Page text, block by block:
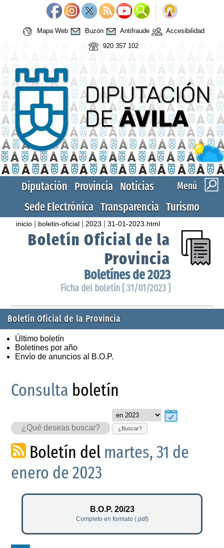
Mapa Web Buzón Antifraude
Accesibilidad
920 357 102
Menú
Diputación Provincia Noticias
Sede Electrónica Transparencia Turismo
inicio boletin-oficial 2023 |31-01-2023.html
Boletín Oficial de la
Provincia
Boletínes de 2023
Ficha del boletín [ 31/01/2023 ]
Boletín Oficial de la Provincia
Último boletín
Boletines por año
Envío de anuncios al B.O.P.
Consulta boletín
¿Buscar?
Boletín del martes, 31 de
enero de 2023
B.O.P. 20/23
Completo en formato (.pdf)